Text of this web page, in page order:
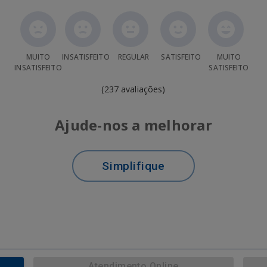
MUITO
INSATISFEITO
INSATISFEITO REGULAR SATISFEITO
MUITO
SATISFEITO
(237 avaliações)
Ajude-nos a melhorar
Simplifique